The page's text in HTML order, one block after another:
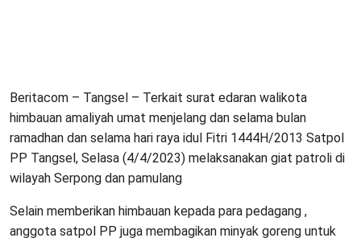
Beritacom – Tangsel – Terkait surat edaran walikota
himbauan amaliyah umat menjelang dan selama bulan
ramadhan dan selama hari raya idul Fitri 1444H/2013 Satpol
PP Tangsel, Selasa (4/4/2023) melaksanakan giat patroli di
wilayah Serpong dan pamulang
Selain memberikan himbauan kepada para pedagang ,
anggota satpol PP juga membagikan minyak goreng untuk